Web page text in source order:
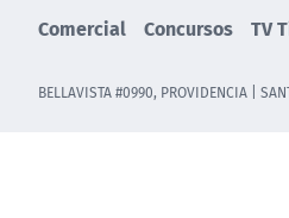
Comercial Concursos TV
BELLAVISTA #0990, PROVIDENCIA |